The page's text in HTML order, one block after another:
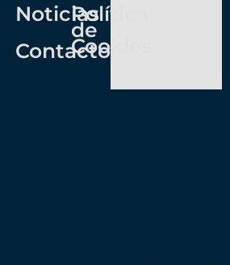
Noticias
Contacto
Política
de
Cookies